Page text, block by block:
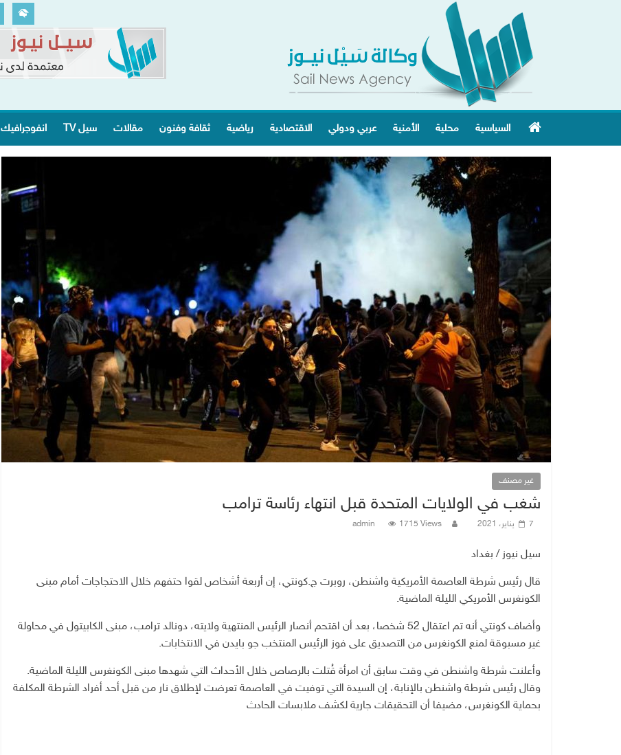
السياسية محلية الأمنية عربي ودولي الاقتصادية رياضية ثقافة وفنون مقالات سيل TV انفوجرافيك
غير مصنف
شغب في الولايات المتحدة قبل انتهاء رئاسة ترامب
7 يناير، 2021 admin 1715 Views
سيل نيوز / بغداد
قال رئيس شرطة العاصمة الأمريكية واشنطن، روبرت ج.كونتي، إن أربعة أشخاص لقوا حتفهم خلال الاحتجاجات أمام مبنى
الكونغرس الأمريكي الليلة الماضية.
وأضاف كونتي أنه تم اعتقال 52 شخصا، بعد أن اقتحم أنصار الرئيس المنتهية ولايته، دونالد ترامب، مبنى الكابيتول في محاولة
غير مسبوقة لمنع الكونغرس من التصديق على فوز الرئيس المنتخب جو بايدن في الانتخابات.
وأعلنت شرطة واشنطن في وقت سابق أن امرأة قُتلت بالرصاص خلال الأحداث التي شهدها مبنى الكونغرس الليلة الماضية.
وقال رئيس شرطة واشنطن بالإنابة، إن السيدة التي توفيت في العاصمة تعرضت لإطلاق نار من قبل أحد أفراد الشرطة المكلفة
بحماية الكونغرس، مضيفا أن التحقيقات جارية لكشف ملابسات الحادث